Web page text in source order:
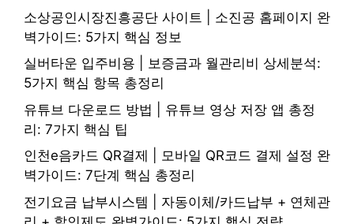
소상공인시장진흥공단 사이트 | 소진공 홈페이지 완
벽가이드: 5가지 핵심 정보
실버타운 입주비용 | 보증금과 월관리비 상세분석:
5가지 핵심 항목 총정리
유튜브 다운로드 방법 | 유튜브 영상 저장 앱 총정
리: 7가지 핵심 팁
인천e음카드 QR결제 | 모바일 QR코드 결제 설정 완
벽가이드: 7단계 핵심 총정리
전기요금 납부시스템 | 자동이체/카드납부 + 연체관